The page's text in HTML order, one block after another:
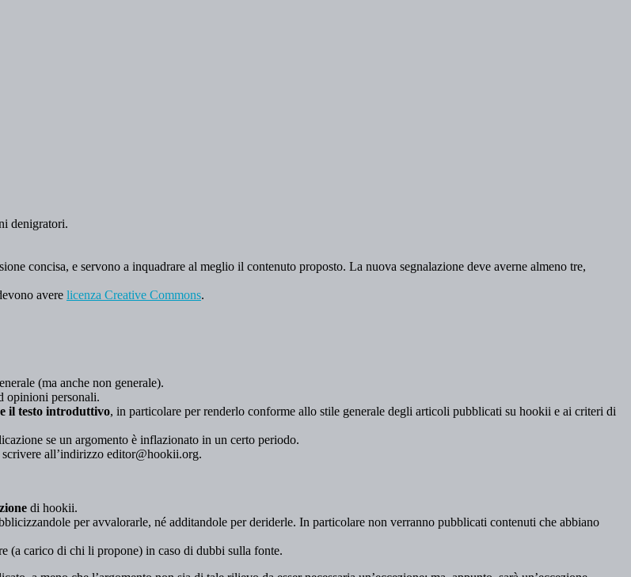
denigratori.
concisa, e servono a inquadrare al meglio il contenuto proposto. La nuova segnalazione deve averne almeno tre,
avere licenza Creative Commons.
(ma anche non generale).
opinioni personali.
il testo introduttivo, in particolare per renderlo conforme allo stile generale degli articoli pubblicati su hookii e ai criteri di
se un argomento è inflazionato in un certo periodo.
all’indirizzo editor@hookii.org.
di hookii.
per avvalorarle, né additandole per deriderle. In particolare non verranno pubblicati contenuti che abbiano
(a carico di chi li propone) in caso di dubbi sulla fonte.